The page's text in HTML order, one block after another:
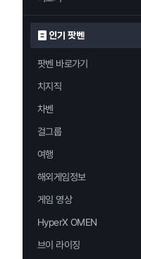
인기 팟벤
팟벤 바로가기
치지직
차벤
걸그룹
여행
해외게임정보
게임 영상
HyperX OMEN
브이 라이징